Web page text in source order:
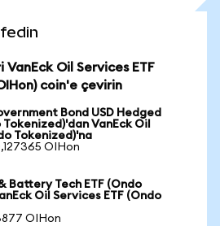
Oil Services ETF
coin'e çevirin
Bond USD Hedged
VanEck Oil
Tokenized)'na
OIHon
Battery Tech ETF (Ondo
Oil Services ETF (Ondo
OIHon